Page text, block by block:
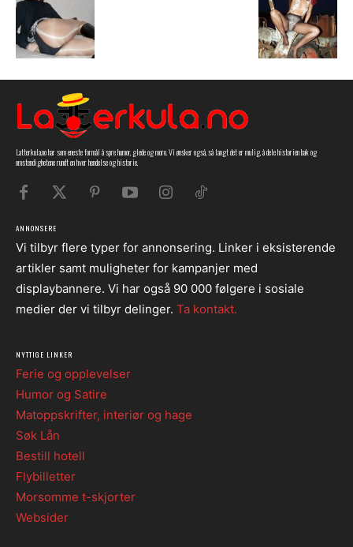
Latterkula.no har som eneste formål å spre humor, glede og moro. Vi ønsker også, så langt det er mulig, å dele historien bak og
omstendighetene rundt en hver hendelse og historie.
ANNONSERE
Vi tilbyr flere typer for annonsering. Linker i eksisterende
artikler samt muligheter for kampanjer med
displaybannere. Vi har også 90 000 følgere i sosiale
medier der vi tilbyr delinger. Ta kontakt.
NYTTIGE LINKER
Ferie og opplevelser
Humor og Satire
Matoppskrifter, interiør og hage
Søk Lån
Bestill hotell
Flybilletter
Morsomme t-skjorter
Websider